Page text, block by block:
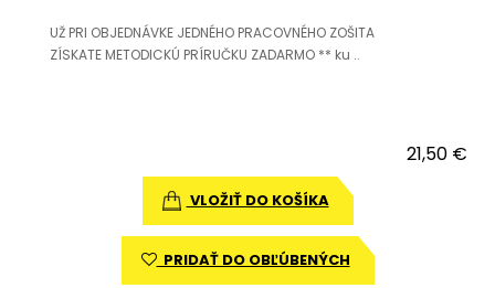
UŽ PRI OBJEDNÁVKE JEDNÉHO PRACOVNÉHO ZOŠITA
ZÍSKATE METODICKÚ PRÍRUČKU ZADARMO ** ku ..
21,50 €
VLOŽIŤ DO KOŠÍKA
PRIDAŤ DO OBĽÚBENÝCH